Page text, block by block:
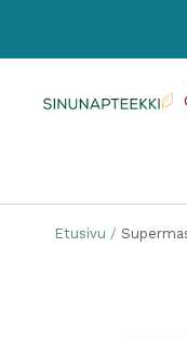
Sinunapteekki.fi
Etusivu